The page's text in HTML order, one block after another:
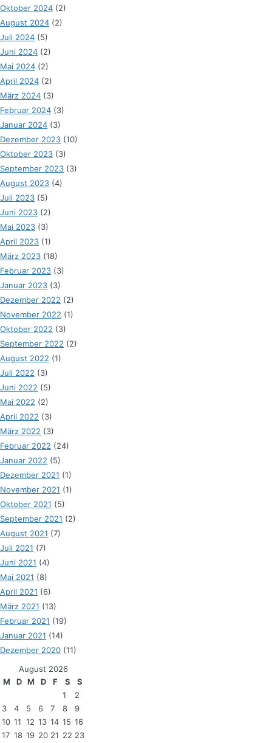
Oktober 2024 (2)
August 2024 (2)
Juli 2024 (5)
Juni 2024 (2)
Mai 2024 (2)
April 2024 (2)
März 2024 (3)
Februar 2024 (3)
Januar 2024 (3)
Dezember 2023 (10)
Oktober 2023 (3)
September 2023 (3)
August 2023 (4)
Juli 2023 (5)
Juni 2023 (2)
Mai 2023 (3)
April 2023 (1)
März 2023 (18)
Februar 2023 (3)
Januar 2023 (3)
Dezember 2022 (2)
November 2022 (1)
Oktober 2022 (3)
September 2022 (2)
August 2022 (1)
Juli 2022 (3)
Juni 2022 (5)
Mai 2022 (2)
April 2022 (3)
März 2022 (3)
Februar 2022 (24)
Januar 2022 (5)
Dezember 2021 (1)
November 2021 (1)
Oktober 2021 (5)
September 2021 (2)
August 2021 (7)
Juli 2021 (7)
Juni 2021 (4)
Mai 2021 (8)
April 2021 (6)
März 2021 (13)
Februar 2021 (19)
Januar 2021 (14)
Dezember 2020 (11)
August 2026
M
D M D F S
S
1
2
3
4 5 6 7 8
9
10 11 12 13 14 15 16
17 18 19 20 21 22 23